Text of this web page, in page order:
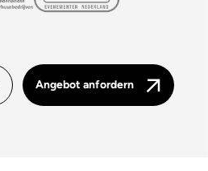
Angebot anfordern